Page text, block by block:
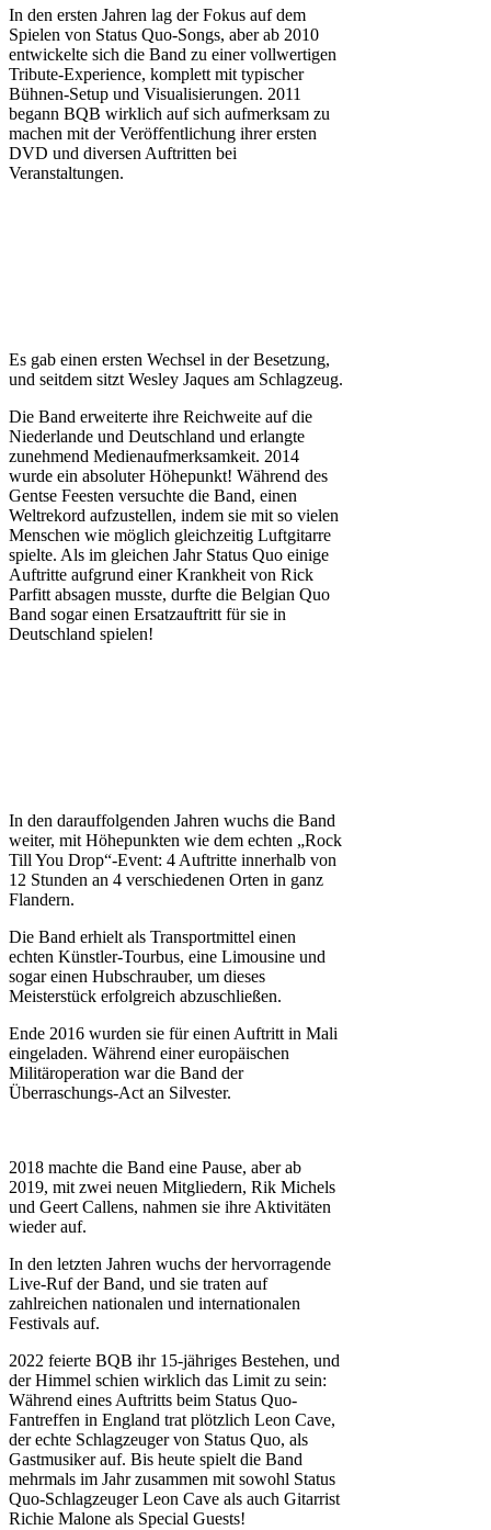
In den ersten Jahren lag der Fokus auf dem
Spielen von Status Quo-Songs, aber ab 2010
entwickelte sich die Band zu einer vollwertigen
Tribute-Experience, komplett mit typischer
Bühnen-Setup und Visualisierungen. 2011
begann BQB wirklich auf sich aufmerksam zu
machen mit der Veröffentlichung ihrer ersten
DVD und diversen Auftritten bei
Veranstaltungen.
Es gab einen ersten Wechsel in der Besetzung,
und seitdem sitzt Wesley Jaques am Schlagzeug.
Die Band erweiterte ihre Reichweite auf die
Niederlande und Deutschland und erlangte
zunehmend Medienaufmerksamkeit. 2014
wurde ein absoluter Höhepunkt! Während des
Gentse Feesten versuchte die Band, einen
Weltrekord aufzustellen, indem sie mit so vielen
Menschen wie möglich gleichzeitig Luftgitarre
spielte. Als im gleichen Jahr Status Quo einige
Auftritte aufgrund einer Krankheit von Rick
Parfitt absagen musste, durfte die Belgian Quo
Band sogar einen Ersatzauftritt für sie in
Deutschland spielen!
In den darauffolgenden Jahren wuchs die Band
weiter, mit Höhepunkten wie dem echten „Rock
Till You Drop“-Event: 4 Auftritte innerhalb von
12 Stunden an 4 verschiedenen Orten in ganz
Flandern.
Die Band erhielt als Transportmittel einen
echten Künstler-Tourbus, eine Limousine und
sogar einen Hubschrauber, um dieses
Meisterstück erfolgreich abzuschließen.
Ende 2016 wurden sie für einen Auftritt in Mali
eingeladen. Während einer europäischen
Militäroperation war die Band der
Überraschungs-Act an Silvester.
2018 machte die Band eine Pause, aber ab
2019, mit zwei neuen Mitgliedern, Rik Michels
und Geert Callens, nahmen sie ihre Aktivitäten
wieder auf.
In den letzten Jahren wuchs der hervorragende
Live-Ruf der Band, und sie traten auf
zahlreichen nationalen und internationalen
Festivals auf.
2022 feierte BQB ihr 15-jähriges Bestehen, und
der Himmel schien wirklich das Limit zu sein:
Während eines Auftritts beim Status Quo-
Fantreffen in England trat plötzlich Leon Cave,
der echte Schlagzeuger von Status Quo, als
Gastmusiker auf. Bis heute spielt die Band
mehrmals im Jahr zusammen mit sowohl Status
Quo-Schlagzeuger Leon Cave als auch Gitarrist
Richie Malone als Special Guests!